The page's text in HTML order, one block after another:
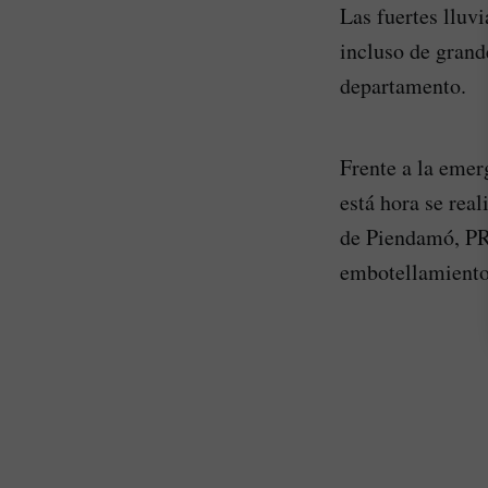
Las fuertes
incluso de
departamento.
Frente a la
está hora se
de Piendamó,